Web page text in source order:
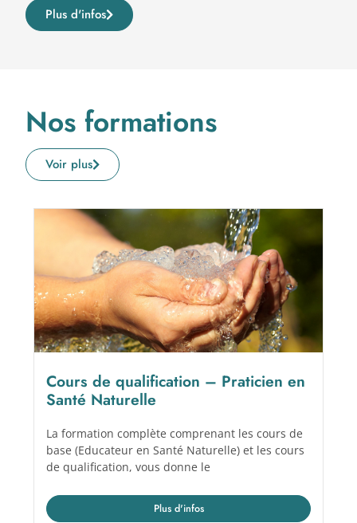
Plus d'infos
Nos formations
Voir plus
Cours de qualification – Praticien en
Santé Naturelle
La formation complète comprenant les cours de
base (Educateur en Santé Naturelle) et les cours
de qualification, vous donne le
Plus d'infos